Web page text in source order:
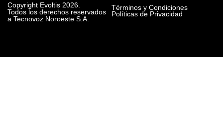
Copyright Evoltis 2026.
Todos los derechos reservados
a Tecnovoz Noroeste S.A.
Términos y Condiciones
Políticas de Privacidad